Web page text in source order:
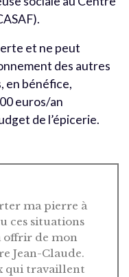
et ne peut
des autres
en bénéfice,
euros/an
de l’épicerie.
ma pierre à
ces situations
offrir de mon
Jean-Claude.
qui travaillent